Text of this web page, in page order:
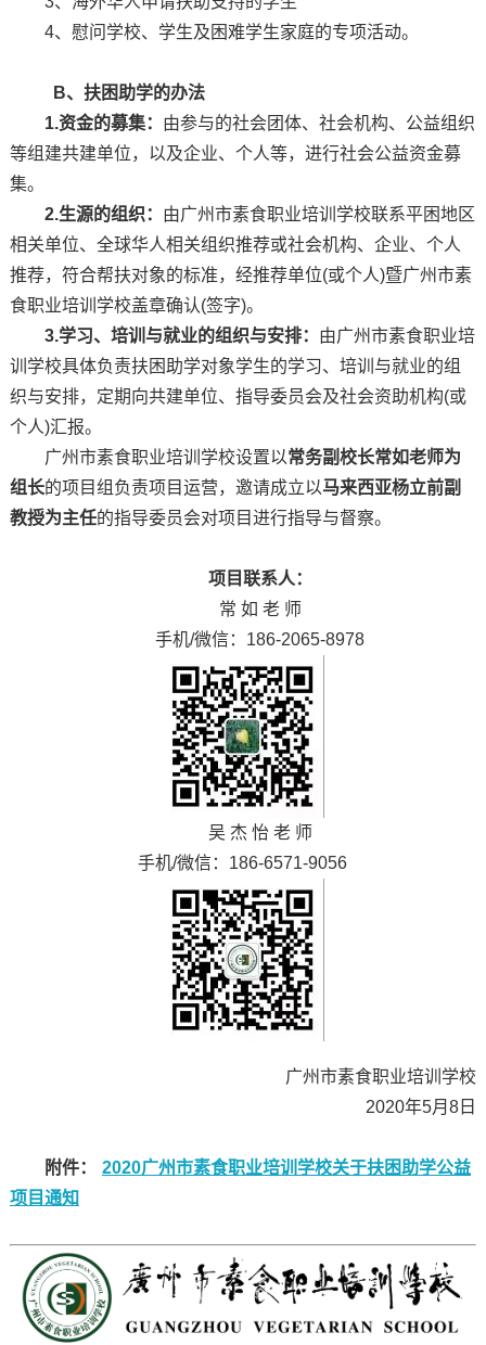
4、慰问学校、学生及困难学生家庭的专项活动。
B、扶困助学的办法
1.资金的募集： 由参与的社会团体、社会机构、公益组织
等组建共建单位，以及企业、个人等，进行社会公益资金募
集。
2.生源的组织： 由广州市素食职业培训学校联系平困地区
相关单位、全球华人相关组织推荐或社会机构、企业、个人
推荐，符合帮扶对象的标准，经推荐单位(或个人)暨广州市素
食职业培训学校盖章确认(签字)。
3.学习、培训与就业的组织与安排： 由广州市素食职业培
训学校具体负责扶困助学对象学生的学习、培训与就业的组
织与安排，定期向共建单位、指导委员会及社会资助机构(或
个人)汇报。
广州市素食职业培训学校设置以常务副校长常如老师为
组长的项目组负责项目运营，邀请成立以马来西亚杨立前副
教授为主任的指导委员会对项目进行指导与督察。
项目联系人：
常 如 老 师
手机/微信：186-2065-8978
吴 杰 怡 老 师
手机/微信：186-6571-9056
广州市素食职业培训学校
2020年5月8日
附件：
2020广州市素食职业培训学校关于扶困助学公益
项目通知